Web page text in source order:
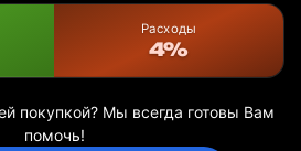
Расходы
4%
покупкой? Мы всегда готовы Вам
помочь!